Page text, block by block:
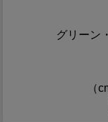
グリーン
（